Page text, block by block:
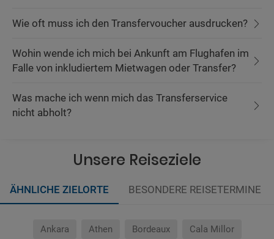
Wie oft muss ich den Transfervoucher ausdrucken?
Wohin wende ich mich bei Ankunft am Flughafen im
Falle von inkludiertem Mietwagen oder Transfer?
Was mache ich wenn mich das Transferservice
nicht abholt?
Unsere Reiseziele
ÄHNLICHE ZIELORTE BESONDERE REISETERMINE
Ankara Athen Bordeaux Cala Millor